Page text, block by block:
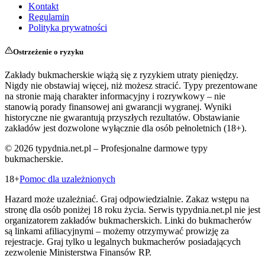
Kontakt
Regulamin
Polityka prywatności
Ostrzeżenie o ryzyku
Zakłady bukmacherskie wiążą się z ryzykiem utraty pieniędzy.
Nigdy nie obstawiaj więcej, niż możesz stracić. Typy prezentowane
na stronie mają charakter informacyjny i rozrywkowy – nie
stanowią porady finansowej ani gwarancji wygranej. Wyniki
historyczne nie gwarantują przyszłych rezultatów. Obstawianie
zakładów jest dozwolone wyłącznie dla osób pełnoletnich (18+).
© 2026 typydnia.net.pl – Profesjonalne darmowe typy
bukmacherskie.
18+Pomoc dla uzależnionych
Hazard może uzależniać. Graj odpowiedzialnie. Zakaz wstępu na
stronę dla osób poniżej 18 roku życia. Serwis typydnia.net.pl nie jest
organizatorem zakładów bukmacherskich. Linki do bukmacherów
są linkami afiliacyjnymi – możemy otrzymywać prowizję za
rejestracje. Graj tylko u legalnych bukmacherów posiadających
zezwolenie Ministerstwa Finansów RP.